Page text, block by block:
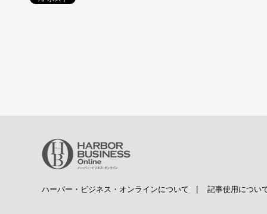
ハーバー・ビジネス・オンラインについて 記事使用につい